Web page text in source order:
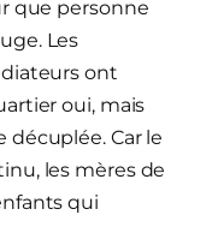
que personne
Les
ont
oui, mais
décuplée. Car le
les mères de
qui